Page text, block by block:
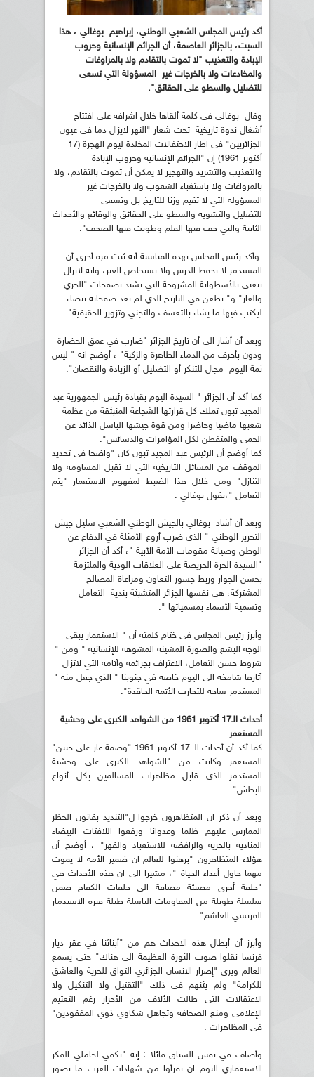
أكد رئيس المجلس الشعبي الوطني، إبراهيم بوغالي ، هذا
السبت، بالجزائر العاصمة، أن الجرائم الإنسانية وحروب
الإبادة والتعذيب "لا تموت بالتقادم ولا بالمراوغات
والمخادعات ولا بالخرجات غير المسؤولة التي تسعى
للتضليل والسطو على الحقائق".
وقال بوغالي في كلمة ألقاها خلال اشرافه على افتتاح
أشغال ندوة تاريخية تحت شعار "النهر لايزال دما في عيون
الجزائريين" في اطار الاحتفالات المخلدة ليوم الهجرة (17
أكتوبر 1961) إن "الجرائم الإنسانية وحروب الإبادة
والتعذيب والتشريد والتهجير لا يمكن أن تموت بالتقادم، ولا
بالمرواغات ولا باستغباء الشعوب ولا بالخرجات غير
المسؤولة التي لا تقيم وزنا للتاريخ بل وتسعى
للتضليل والتشوية والسطو على الحقائق والوقائع والأحداث
الثابتة والتي جف فيها القلم وطويت فيها الصحف".
وأكد رئيس المجلس بهذه المناسبة أنه ثبت مرة أخرى أن
المستدمر لا يحفظ الدرس ولا يستخلص العبر، وانه لايزال
يتغنى بالأسطوانة المشروخة التي تشيد بصفحات "الخزي
والعار" و" تطعن في التاريخ الذي لم تعد صفحاته بيضاء
ليكتب فيها ما يشاء بالتعسف والتجني وتزوير الحقيقية".
وبعد أن أشار الى أن تاريخ الجزائر "ضارب في عمق الحضارة
ودون بأحرف من الدماء الطاهرة والزكية" ، أوضح انه " ليس
ثمة اليوم مجال للتنكر أو التضليل أو الزيادة والنقصان".
كما أكد أن الجزائر " السيدة اليوم بقيادة رئيس الجمهورية عبد
المجيد تبون تملك كل قرارتها الشجاعة المنبثقة من عظمة
شعبها ماضيا وحاضرا ومن قوة جيشها الباسل الذائد عن
الحمى والمتفطن لكل المؤامرات والدسائس".
كما أوضح أن الرئيس عبد المجيد تبون كان "واضحا في تحديد
الموقف من المسائل التاريخية التي لا تقبل المساومة ولا
التنازل" ومن خلال هذا الضبط لمفهوم الاستعمار "يتم
التعامل "،يقول بوغالي .
وبعد أن أشاد بوغالي بالجيش الوطني الشعبي سليل جيش
التحرير الوطني " الذي ضرب أروع الأمثلة في الدفاع عن
الوطن وصيانة مقومات الأمة الأبية "، أكد أن الجزائر
"السيدة الحرة الحريصة على العلاقات الودية والملتزمة
بحسن الجوار وربط جسور التعاون ومراعاة المصالح
المشتركة، هي نفسها الجزائر المتشبثة بندية التعامل
وتسمية الأسماء بمسمياتها ".
وأبرز رئيس المجلس في ختام كلمته أن " الاستعمار يبقى
الوجه البشع والصورة المشينة المشوهة للإنسانية " ومن "
شروط حسن التعامل، الاعتراف بجرائمه وآثامه التي لاتزال
آثارها شامخة الى اليوم خاصة في جنوبنا " الذي جعل منه "
المستدمر ساحة للتجارب الأثمة الحاقدة".
أحداث الـ17 أكتوبر 1961 من الشواهد الكبرى على وحشية
المستعمر
كما أكد أن أحداث الـ 17 أكتوبر 1961 "وصمة عار على جبين"
المستعمر وكانت من "الشواهد الكبرى على وحشية
المستدمر الذي قابل مظاهرات المسالمين بكل أنواع
البطش".
وبعد أن ذكر ان المتظاهرون خرجوا ل"التنديد بقانون الحظر
الممارس عليهم ظلما وعدوانا ورفعوا اللافتات البيضاء
المنادية بالحرية والرافضة للاستعباد والقهر" ، أوضح أن
هؤلاء المتظاهرون "برهنوا للعالم ان ضمير الأمة لا يموت
مهما حاول أعداء الحياة "، مشيرا الى ان هذه الأحداث هي
"حلقة أخرى مضيئة مضافة الى حلقات الكفاح ضمن
سلسلة طويلة من المقاومات الباسلة طيلة فترة الاستدمار
الفرنسي الغاشم".
وأبرز أن أبطال هذه الاحداث هم من "أبنائنا في عقر ديار
فرنسا نقلوا صوت الثورة العظيمة الى هناك" حتى يسمع
العالم ويرى "إصرار الانسان الجزائري التواق للحرية والعاشق
للكرامة" ولم يثنهم في ذلك "التقتيل ولا التنكيل ولا
الاعتقالات التي طالت الألاف من الأحرار رغم التعتيم
الإعلامي ومنع الصحافة وتجاهل شكاوي ذوي المفقودين"
في المظاهرات .
وأضاف في نفس السياق قائلا : إنه "يكفي لحاملي الفكر
الاستعماري اليوم ان يقرأوا من شهادات الغرب ما يصور